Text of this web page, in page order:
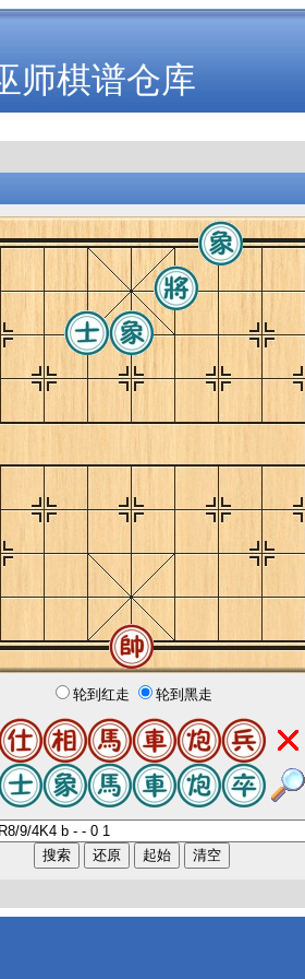
师棋谱仓库
轮到红走 轮到黑走